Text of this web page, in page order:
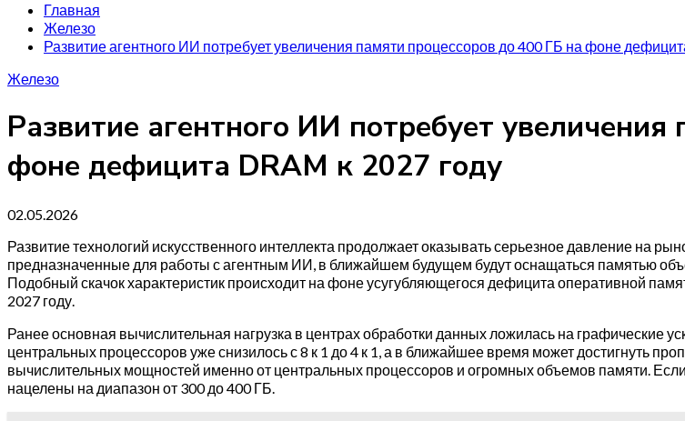
Главная
Железо
Развитие агентного ИИ потребует увеличения памяти процессоров до 400 ГБ на фоне
Железо
Развитие агентного ИИ потребует
фоне дефицита DRAM к 2027 году
02.05.2026
Развитие технологий искусственного интеллекта продолжает оказывать серьезное давление на
предназначенные для работы с агентным ИИ, в ближайшем будущем будут оснащаться памятью
Подобный скачок характеристик происходит на фоне усугубляющегося дефицита оперативной
2027 году.
Ранее основная вычислительная нагрузка в центрах обработки данных ложилась на графические
центральных процессоров уже снизилось с 8 к 1 до 4 к 1, а в ближайшее время может достигнуть
вычислительных мощностей именно от центральных процессоров и огромных объемов памяти.
нацелены на диапазон от 300 до 400 ГБ.